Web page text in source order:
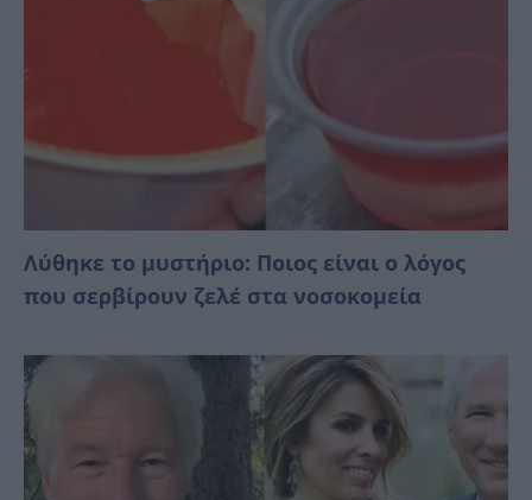
Λύθηκε το μυστήριο: Ποιος είναι ο λόγος
που σερβίρουν ζελέ στα νοσοκομεία